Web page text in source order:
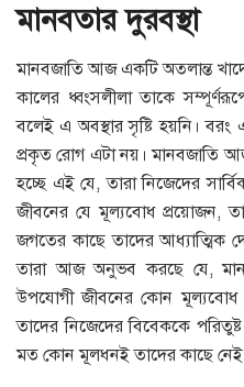
মানবতার দুরবস্থা
মানবজাতি আজ একটি অতলান্ত
কালের ধ্বংসলীলা তাকে
বলেই এ অবস্থার সৃষ্টি হয়নি। বরং
প্রকৃত রোগ এটা নয়। মানবজাতি
হচ্ছে এই যে, তারা নিজেদের
জীবনের যে মূল্যবোধ প্রয়োজন,
জগতের কাছে তাদের আধ্যাত্মিক
তারা আজ অনুভব করছে যে,
উপযোগী জীবনের কোন মূল্যবোধ
তাদের নিজেদের বিবেককে
মত কোন মূলধনই তাদের কাছে